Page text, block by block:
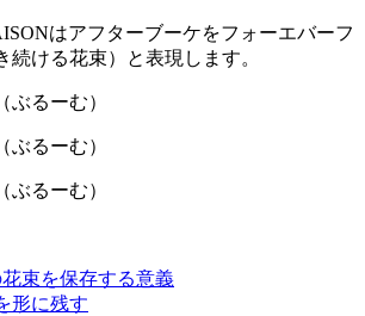
はアフターブーケをフォーエバーフ
続ける花束）と表現します。
束を保存する意義
形に残す